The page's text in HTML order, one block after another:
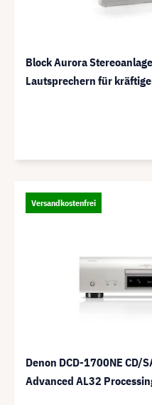
Block Aurora
Lautsprechern für
Versandkostenfrei
Denon DCD-1700NE CD/
Advanced AL32